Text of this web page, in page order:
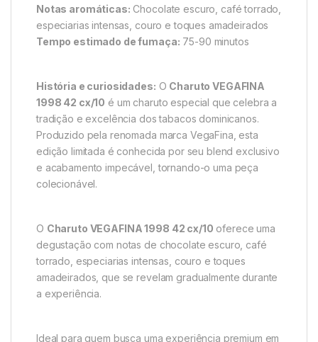
Notas aromáticas: Chocolate escuro, café torrado,
especiarias intensas, couro e toques amadeirados
Tempo estimado de fumaça: 75-90 minutos
História e curiosidades: O Charuto VEGAFINA
1998 42 cx/10 é um charuto especial que celebra a
tradição e excelência dos tabacos dominicanos.
Produzido pela renomada marca VegaFina, esta
edição limitada é conhecida por seu blend exclusivo
e acabamento impecável, tornando-o uma peça
colecionável.
O Charuto VEGAFINA 1998 42 cx/10 oferece uma
degustação com notas de chocolate escuro, café
torrado, especiarias intensas, couro e toques
amadeirados, que se revelam gradualmente durante
a experiência.
Ideal para quem busca uma experiência premium em